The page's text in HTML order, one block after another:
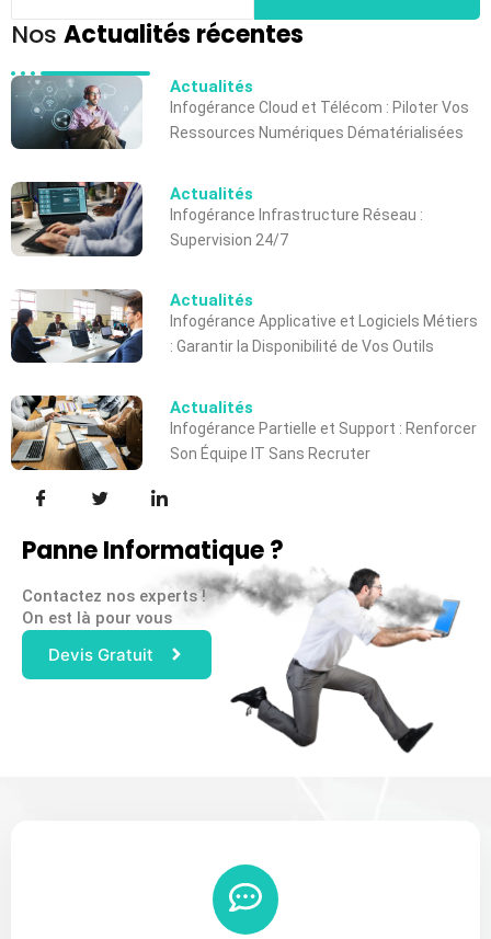
Nos Actualités récentes
Actualités
Infogérance Cloud et Télécom : Piloter Vos
Ressources Numériques Dématérialisées
Actualités
Infogérance Infrastructure Réseau :
Supervision 24/7
Actualités
Infogérance Applicative et Logiciels Métiers
: Garantir la Disponibilité de Vos Outils
Actualités
Infogérance Partielle et Support : Renforcer
Son Équipe IT Sans Recruter
Panne Informatique ?
Contactez nos experts !
On est là pour vous
Devis Gratuit